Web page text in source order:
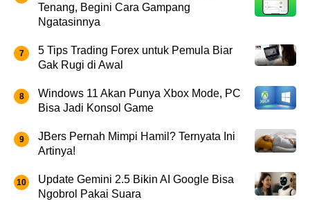
Tenang, Begini Cara Gampang
Ngatasinnya
5 Tips Trading Forex untuk Pemula Biar
Gak Rugi di Awal
Windows 11 Akan Punya Xbox Mode, PC
Bisa Jadi Konsol Game
JBers Pernah Mimpi Hamil? Ternyata Ini
Artinya!
Update Gemini 2.5 Bikin AI Google Bisa
Ngobrol Pakai Suara